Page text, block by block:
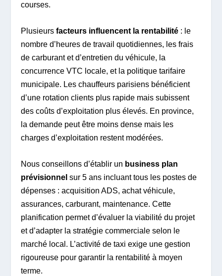
courses.
Plusieursfacteurs influencent la rentabilité : le
nombre d’heures de travail quotidiennes, les frais
de carburant et d’entretien du véhicule, la
concurrence VTC locale, et la politique tarifaire
municipale. Les chauffeurs parisiens bénéficient
d’une rotation clients plus rapide mais subissent
des coûts d’exploitation plus élevés. En province,
la demande peut être moins dense mais les
charges d’exploitation restent modérées.
Nous conseillons d’établir un business plan
prévisionnel sur 5 ans incluant tous les postes de
dépenses : acquisition ADS, achat véhicule,
assurances, carburant, maintenance. Cette
planification permet d’évaluer la viabilité du projet
et d’adapter la stratégie commerciale selon le
marché local. L’activité de taxi exige une gestion
rigoureuse pour garantir la rentabilité à moyen
terme.